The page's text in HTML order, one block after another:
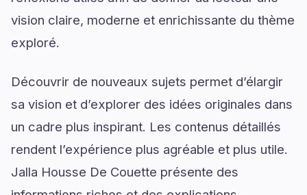
vision claire, moderne et enrichissante du thème
exploré.
Découvrir de nouveaux sujets permet d’élargir
sa vision et d’explorer des idées originales dans
un cadre plus inspirant. Les contenus détaillés
rendent l’expérience plus agréable et plus utile.
Jalla Housse De Couette présente des